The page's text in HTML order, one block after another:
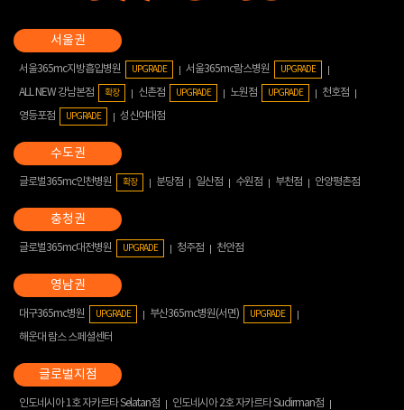
서울365mc지방흡입병원 UPGRADE 서울365mc람스병원 UPGRADE
ALL NEW 강남본점 확장 신촌점 UPGRADE 노원점 UPGRADE
천호점
영등포점
UPGRADE 성신여대점
글로벌365mc인천병원 확장 분당점 일산점 수원점 부천점 안양평촌점
글로벌365mc대전병원 UPGRADE 청주점 천안점
대구365mc병원 UPGRADE 부산365mc병원(서면) UPGRADE
해운대 람스 스페셜센터
인도네시아 1호 자카르타 Selatan점
인도네시아 2호 자카르타 Sudirman점